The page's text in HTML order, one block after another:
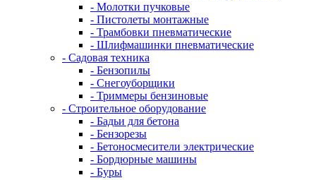
- Молотки пучковые
- Пистолеты монтажные
- Трамбовки пневматические
- Шлифмашинки пневматические
- Садовая техника
- Бензопилы
- Снегоуборщики
- Триммеры бензиновые
- Строительное оборудование
- Бадьи для бетона
- Бензорезы
- Бетоносмесители электрические
- Бордюрные машины
- Буры